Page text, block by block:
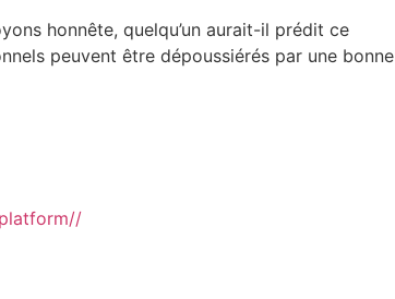
honnête, quelqu’un aurait-il prédit ce
peuvent être dépoussiérés par une bonne